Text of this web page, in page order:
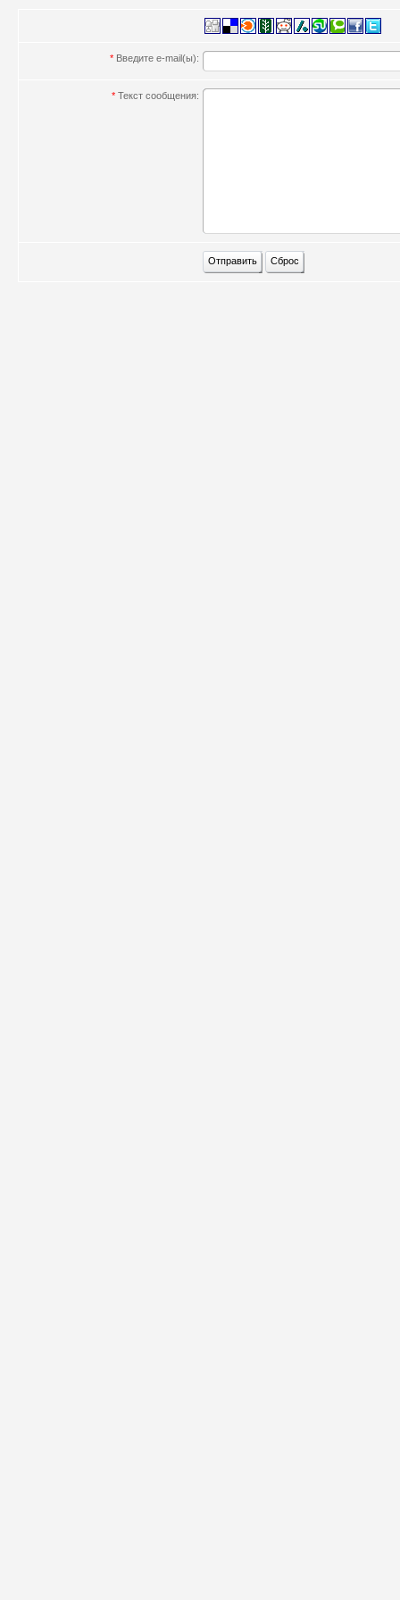
* Введите e-mail(ы):
* Текст сообщения: